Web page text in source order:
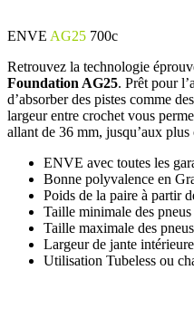
ENVE AG25 700c
Retrouvez la technologie
Foundation AG25. Prêt pour
d’absorber des pistes comme
largeur entre crochet vous
allant de 36 mm, jusqu’aux
ENVE avec toutes les
Bonne polyvalence en
Poids de la paire à partir
Taille minimale des
Taille maximale des
Largeur de jante
Utilisation Tubeless ou